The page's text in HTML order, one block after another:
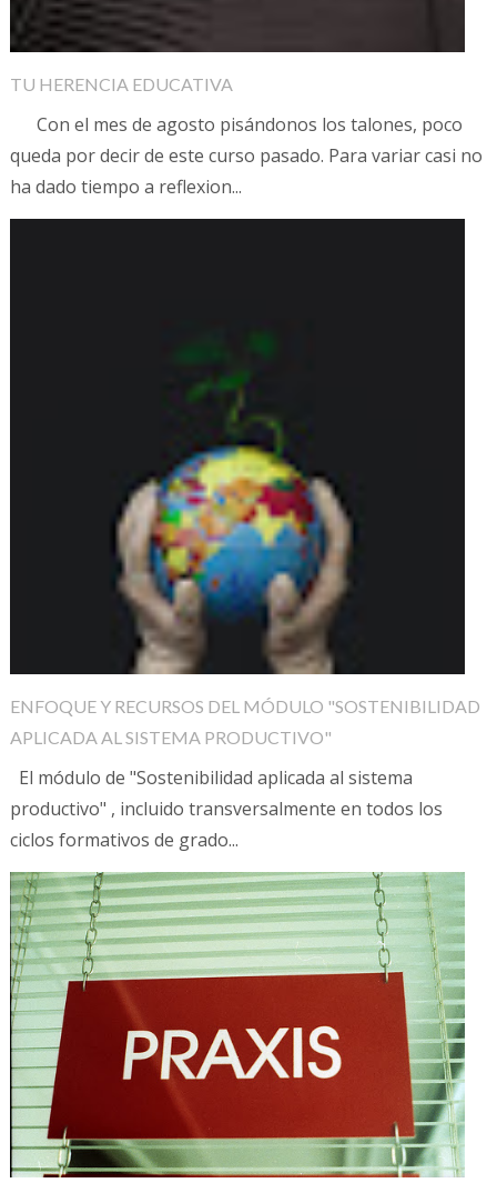
TU HERENCIA EDUCATIVA
Con el mes de agosto pisándonos los talones, poco
queda por decir de este curso pasado. Para variar casi no
ha dado tiempo a reflexion...
ENFOQUE Y RECURSOS DEL MÓDULO "SOSTENIBILIDAD
APLICADA AL SISTEMA PRODUCTIVO"
El módulo de "Sostenibilidad aplicada al sistema
productivo" , incluido transversalmente en todos los
ciclos formativos de grado...